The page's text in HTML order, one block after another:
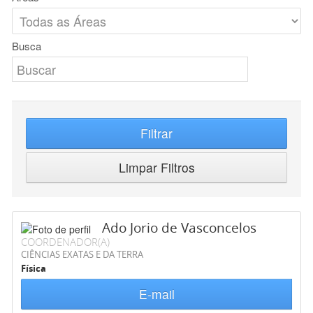
Busca
Filtrar
Limpar Filtros
Ado Jorio de Vasconcelos
COORDENADOR(A)
CIÊNCIAS EXATAS E DA TERRA
Física
E-mail